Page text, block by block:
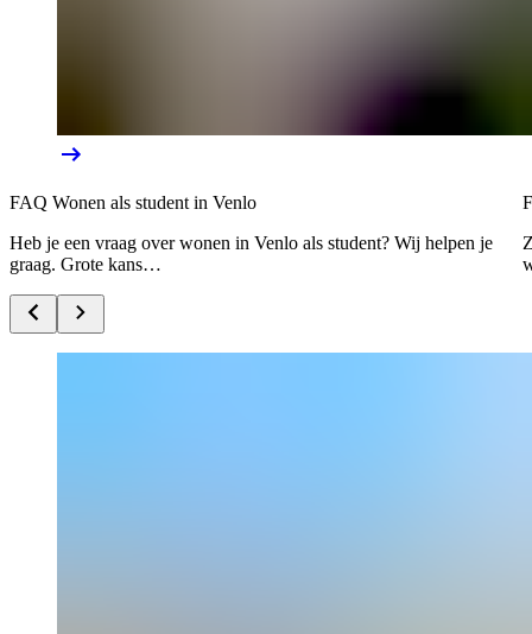
FAQ Wonen als student in Venlo
Heb je een vraag over wonen in Venlo als student? Wij helpen je
graag. Grote kans…